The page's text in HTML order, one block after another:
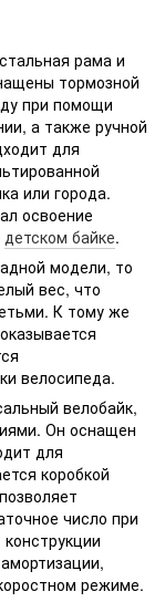
рама и
тормозной
при помощи
а также ручной
для
или города.
освоение
детском байке.
модели, то
вес, что
К тому же
велосипеда.
велобайк,
Он оснащен
для
коробкой
число при
режиме.